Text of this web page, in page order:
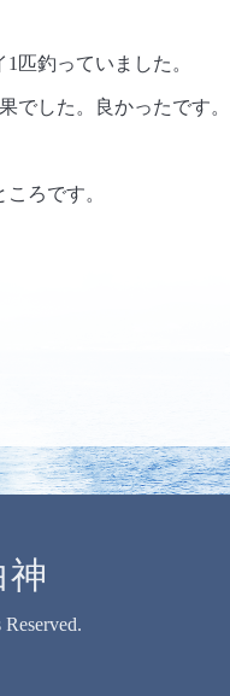
匹釣っていました。
でした。良かったです。
ろです。